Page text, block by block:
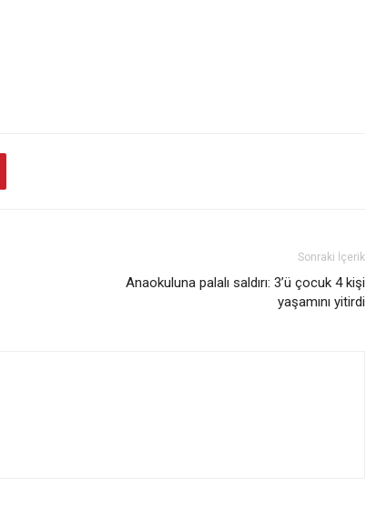
Sonraki İçerik
Anaokuluna palalı saldırı: 3’ü çocuk 4 kişi
yaşamını yitirdi